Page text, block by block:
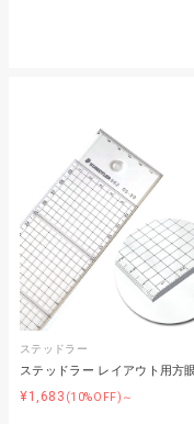
ステッドラー
ステッドラー レイアウト用方
¥1,683 (10%OFF)～